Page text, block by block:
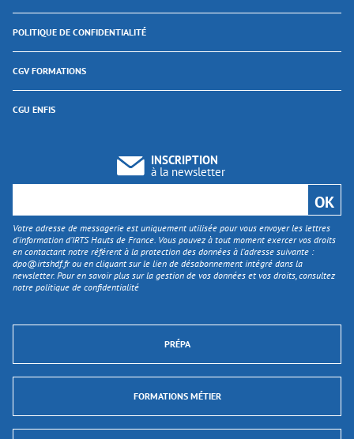
POLITIQUE DE CONFIDENTIALITÉ
CGV FORMATIONS
CGU ENFIS
INSCRIPTION
à la newsletter
Votre adresse de messagerie est uniquement utilisée pour vous envoyer les lettres
d'information d’IRTS Hauts de France. Vous pouvez à tout moment exercer vos droits
en contactant notre référent à la protection des données à l’adresse suivante :
dpo@irtshdf.frou en cliquant sur le lien de désabonnement intégré dans la
newsletter. Pour en savoir plus sur la gestion de vos données et vos droits, consultez
notre politique de confidentialité
PRÉPA
FORMATIONS MÉTIER